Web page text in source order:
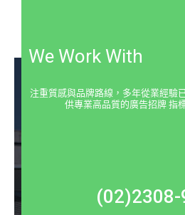
We Work With
注重質感與品牌路線，多年從業經驗
供專業高品質的廣告招牌 指
(02)2308-